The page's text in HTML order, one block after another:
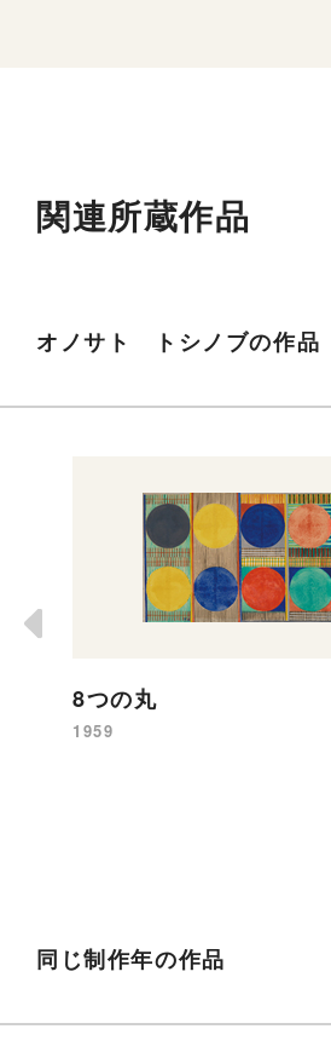
関連所蔵作品
オノサト トシノブの作品
8つの丸
1959
同じ制作年の作品